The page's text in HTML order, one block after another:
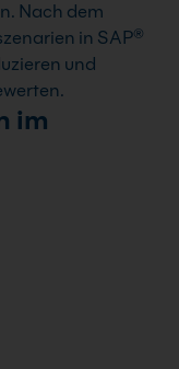
Nach dem
in SAP®
und
im